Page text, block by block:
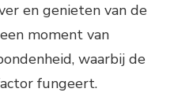
en genieten van de
moment van
waarbij de
fungeert.